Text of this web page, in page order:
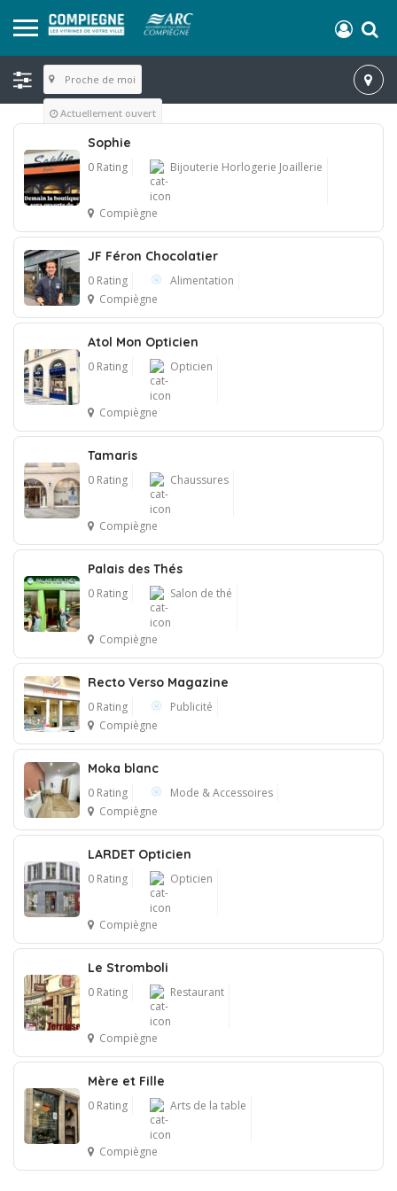
Proche de moi
Actuellement ouvert
Sophie
0 Rating Bijouterie Horlogerie Joaillerie
Compiègne
JF Féron Chocolatier
0 Rating
Alimentation
Compiègne
Atol Mon Opticien
0 Rating Opticien
Compiègne
Tamaris
0 Rating Chaussures
Compiègne
Palais des Thés
0 Rating Salon de thé
Compiègne
Recto Verso Magazine
0 Rating
Publicité
Compiègne
Moka blanc
0 Rating
Mode & Accessoires
Compiègne
LARDET Opticien
0 Rating Opticien
Compiègne
Le Stromboli
0 Rating Restaurant
Compiègne
Mère et Fille
0 Rating Arts de la table
Compiègne